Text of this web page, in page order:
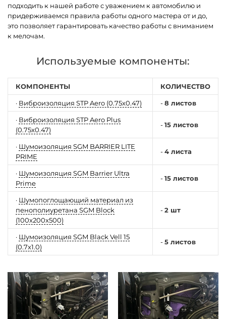
подходить к нашей работе с уважением к автомобилю и
придерживаемся правила работы одного мастера от и до,
это позволяет гарантировать качество работы с вниманием
к мелочам.
Используемые компоненты:
КОМПОНЕНТЫ КОЛИЧЕСТВО
· Виброизоляция STP Aero (0.75x0.47) -8 листов
· Виброизоляция STP Aero Plus
(0.75x0.47)
-15 листов
· Шумоизоляция SGM BARRIER LITE
PRIME
-4 листа
· Шумоизоляция SGM Barrier Ultra
Prime
-15 листов
· Шумопоглощающий материал из
пенополиуретана SGM Block
(100x200x500)
-2 шт
· Шумоизоляция SGM Black Vell 15
(0.7x1.0)
-5 листов